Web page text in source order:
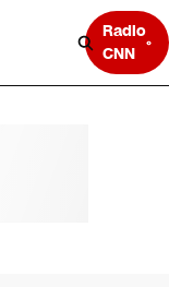
Radio
CNN